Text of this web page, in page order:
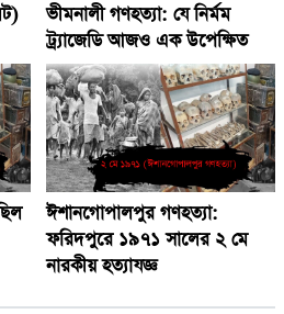
ভীমনালী গণহত্যা: যে নির্মম
ট্র্যাজেডি আজও এক উপেক্ষিত
ঈশানগোপালপুর গণহত্যা:
ফরিদপুরে ১৯৭১ সালের ২ মে
নারকীয় হত্যাযজ্ঞ